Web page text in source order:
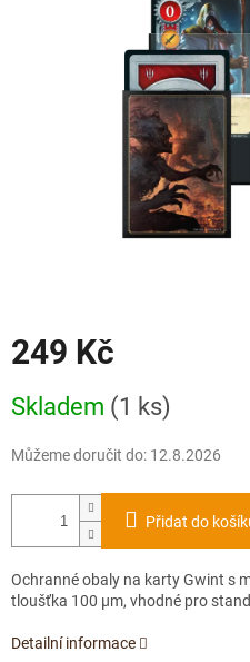
249 Kč
cena:
Skladem (1 ks)
Můžeme doručit do: 12.8.2026
Přidat do
Ochranné obaly na karty Gwint s
tloušťka 100 μm, vhodné pro
Detailní informace